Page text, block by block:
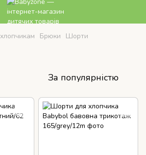
Брюки Шорти
За популярністю